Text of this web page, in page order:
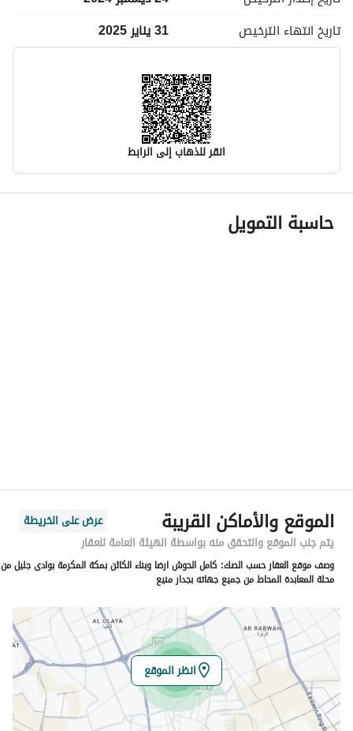
تاريخ انتهاء الترخيص 31 يناير 2025
انقر للذهاب إلى الرابط
معلومات مسؤول الإعلان
اسم المسؤول
رقم المبنى
00
الرقم الاضافي
00
خط العرض
21.45504753950203
خط الطول
39.84700826342746
تفاصيل العقار
حاسبة التمويل
الموقع والأماكن القريبة
عرض على الخريطة
يتم جلب الموقع والتحقق منه بواسطة الهيئة العامة للعقار
وصف موقع العقار حسب الصك: كامل الحوش ارضا وبناء الكائن بمكة المكرمة بوادى جليل من
محلة المعابدة المحاط من جميع جهاته بجدار منيع
انظر الموقع